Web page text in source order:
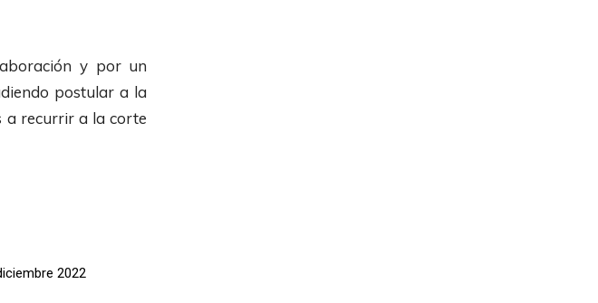
u
m
e
s
d
e
y por un
postular a la
a recurrir a la corte
2022